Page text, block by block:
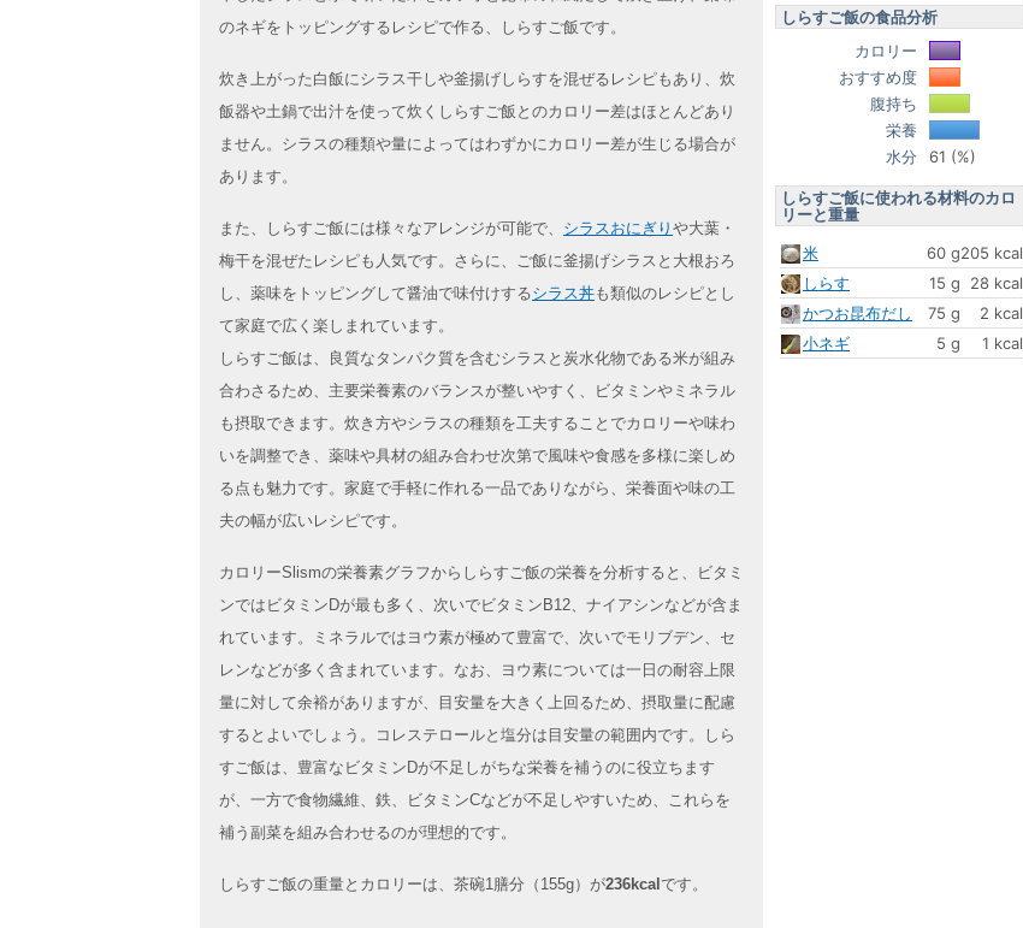
のネギをトッピングするレシピで作る、しらすご飯です。
炊き上がった白飯にシラス干しや釜揚げしらすを混ぜるレシピもあり、炊
飯器や土鍋で出汁を使って炊くしらすご飯とのカロリー差はほとんどあり
ません。シラスの種類や量によってはわずかにカロリー差が生じる場合が
あります。
また、しらすご飯には様々なアレンジが可能で、 シラスおにぎり や大葉・
梅干を混ぜたレシピも人気です。さらに、ご飯に釜揚げシラスと大根おろ
し、薬味をトッピングして醤油で味付けするシラス丼も類似のレシピとし
て家庭で広く楽しまれています。
しらすご飯は、良質なタンパク質を含むシラスと炭水化物である米が組み
合わさるため、主要栄養素のバランスが整いやすく、ビタミンやミネラル
も摂取できます。炊き方やシラスの種類を工夫することでカロリーや味わ
いを調整でき、薬味や具材の組み合わせ次第で風味や食感を多様に楽しめ
る点も魅力です。家庭で手軽に作れる一品でありながら、栄養面や味の工
夫の幅が広いレシピです。
カロリーSlismの栄養素グラフからしらすご飯の栄養を分析すると、ビタミ
ンではビタミンDが最も多く、次いでビタミンB12、ナイアシンなどが含ま
れています。ミネラルではヨウ素が極めて豊富で、次いでモリブデン、セ
レンなどが多く含まれています。なお、ヨウ素については一日の耐容上限
量に対して余裕がありますが、目安量を大きく上回るため、摂取量に配慮
するとよいでしょう。コレステロールと塩分は目安量の範囲内です。しら
すご飯は、豊富なビタミンDが不足しがちな栄養を補うのに役立ちます
が、一方で食物繊維、鉄、ビタミンCなどが不足しやすいため、これらを
補う副菜を組み合わせるのが理想的です。
しらすご飯の重量とカロリーは、茶碗1膳分（155g）が236kcal です。
しらすご飯の食品分析
カロリー
おすすめ度
腹持ち
栄養
水分
61 (%)
しらすご飯に使われる材料のカロ
リーと重量
米
60 g205 kcal
しらす
15 g
28 kcal
かつお昆布だし
75 g
2 kcal
小ネギ
5 g 1 kcal